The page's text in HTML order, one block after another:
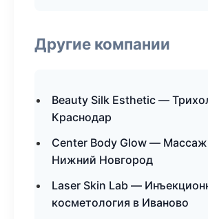
Другие компании
Beauty Silk Esthetic —
Краснодар
Center Body Glow — Массаж
Нижний Новгород
Laser Skin Lab —
косметология в Иваново